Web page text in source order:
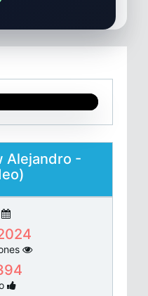
Alejandro -